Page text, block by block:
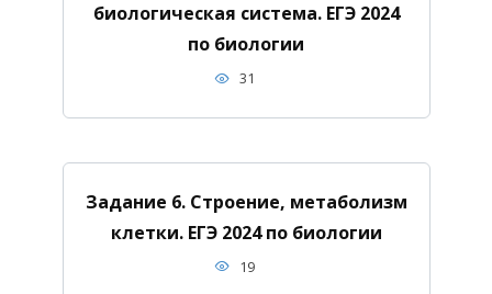
биологическая система. ЕГЭ 2024
по биологии
31
Задание 6. Строение, метаболизм
клетки. ЕГЭ 2024 по биологии
19